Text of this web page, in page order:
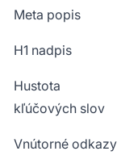
Meta popis
H1 nadpis
Hustota
kľúčových slov
Vnútorné odkazy